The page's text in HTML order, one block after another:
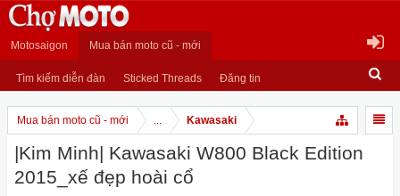
Motosaigon Mua bán moto cũ - mới
Tìm kiếm diễn đàn Sticked Threads Đăng tin
Mua bán moto cũ - mới ... Kawasaki
|Kim Minh| Kawasaki W800 Black Edition
2015_xế đẹp hoài cổ